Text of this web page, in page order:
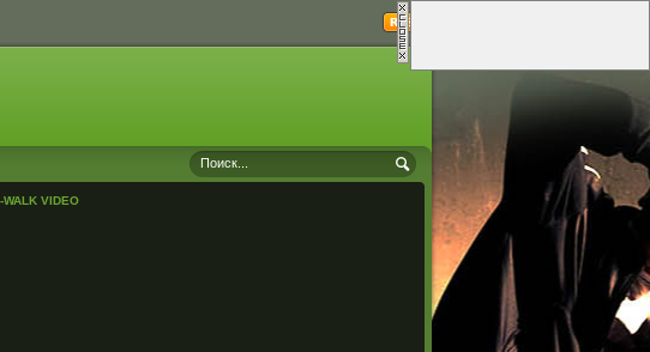
VIDEO